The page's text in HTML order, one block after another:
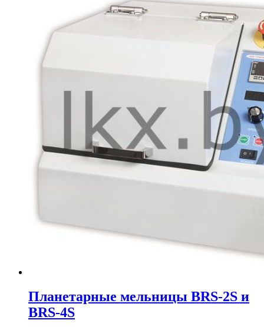
Планетарные мельницы BRS-2S и
BRS-4S